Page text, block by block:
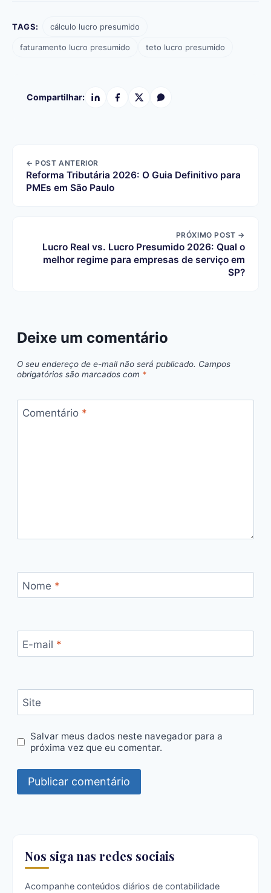
TAGS: cálculo lucro presumido
faturamento lucro presumido teto lucro presumido
Compartilhar:
← POST ANTERIOR
Reforma Tributária 2026: O Guia Definitivo para
PMEs em São Paulo
PRÓXIMO POST →
Lucro Real vs. Lucro Presumido 2026: Qual o
melhor regime para empresas de serviço em
SP?
Deixe um comentário
O seu endereço de e-mail não será publicado. Campos
obrigatórios são marcados com *
Comentário *
Nome *
E-mail *
Site
Salvar meus dados neste navegador para a
próxima vez que eu comentar.
Nos siga nas redes sociais
Acompanhe conteúdos diários de contabilidade